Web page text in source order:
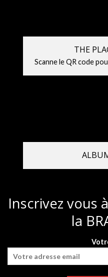
THE
Scanne le QR code
Inscrivez vous
la